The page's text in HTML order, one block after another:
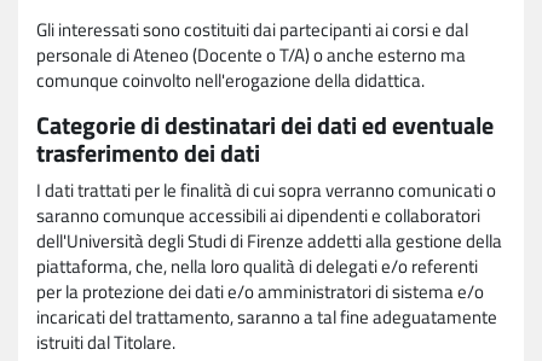
Gli interessati sono costituiti dai partecipanti ai corsi e dal
personale di Ateneo (Docente o T/A) o anche esterno ma
comunque coinvolto nell'erogazione della didattica.
Categorie di destinatari dei dati ed eventuale
trasferimento dei dati
I dati trattati per le finalità di cui sopra verranno comunicati o
saranno comunque accessibili ai dipendenti e collaboratori
dell'Università degli Studi di Firenze addetti alla gestione della
piattaforma, che, nella loro qualità di delegati e/o referenti
per la protezione dei dati e/o amministratori di sistema e/o
incaricati del trattamento, saranno a tal fine adeguatamente
istruiti dal Titolare.